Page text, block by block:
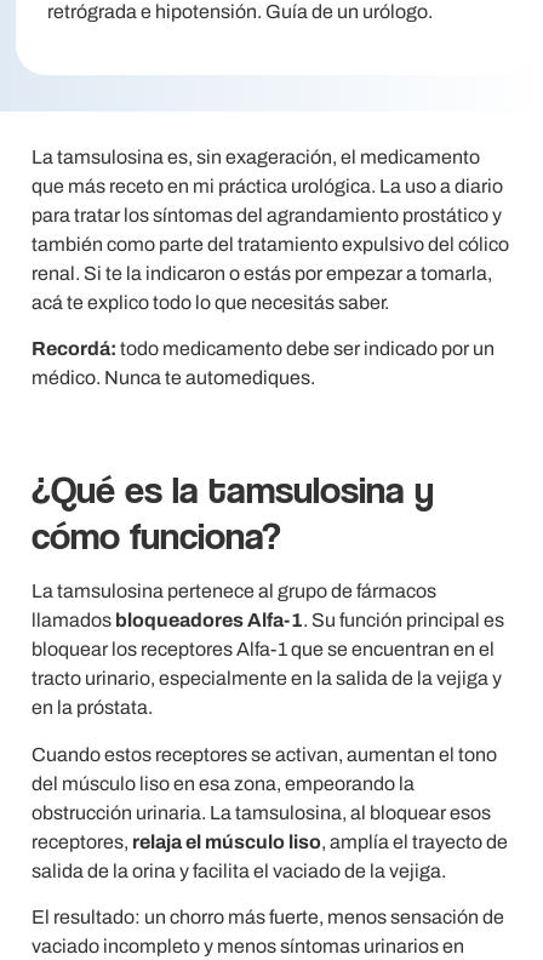
retrógrada e hipotensión. Guía de un urólogo.
La tamsulosina es, sin exageración, el medicamento
que más receto en mi práctica urológica. La uso a diario
para tratar los síntomas del agrandamiento prostático y
también como parte del tratamiento expulsivo del cólico
renal. Si te la indicaron o estás por empezar a tomarla,
acá te explico todo lo que necesitás saber.
Recordá: todo medicamento debe ser indicado por un
médico. Nunca te automediques.
¿Qué es la tamsulosina y
cómo funciona?
La tamsulosina pertenece al grupo de fármacos
llamados bloqueadores Alfa-1. Su función principal es
bloquear los receptores Alfa-1 que se encuentran en el
tracto urinario, especialmente en la salida de la vejiga y
en la próstata.
Cuando estos receptores se activan, aumentan el tono
del músculo liso en esa zona, empeorando la
obstrucción urinaria. La tamsulosina, al bloquear esos
receptores, relaja el músculo liso, amplía el trayecto de
salida de la orina y facilita el vaciado de la vejiga.
El resultado: un chorro más fuerte, menos sensación de
vaciado incompleto y menos síntomas urinarios en